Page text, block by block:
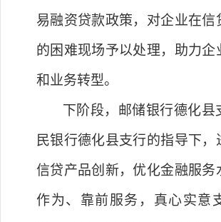
易融资贷款政策，对企业在信
的困难现场予以处理，助力企
和业务转型。
下阶段，邮储银行德化县
民银行德化县支行的指导下，
信贷产品创新，优化金融服务
作为、靠前服务，真心实意